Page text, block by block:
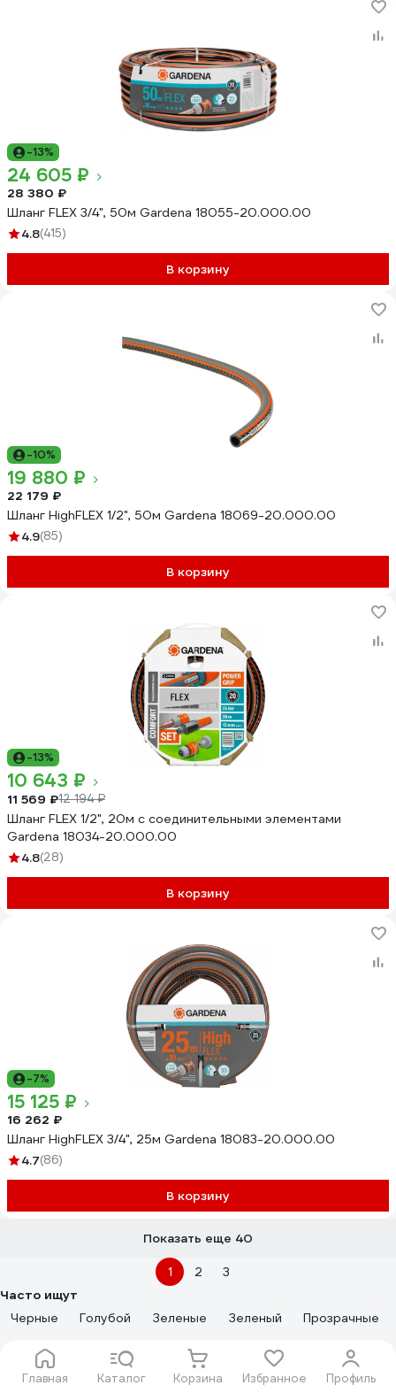
Главная Каталог Корзина Избранное Профиль
-13%
24 605 ₽
28 380 ₽
Шланг FLEX 3/4", 50м Gardena 18055-20.000.00
4.8(415)
В корзину
-10%
19 880 ₽
22 179 ₽
Шланг HighFLEX 1/2", 50м Gardena 18069-20.000.00
4.9(85)
В корзину
-13%
10 643 ₽
11 569 ₽12 194 ₽
Шланг FLEX 1/2", 20м с соединительными элементами
Gardena 18034-20.000.00
4.8(28)
В корзину
-7%
15 125 ₽
16 262 ₽
Шланг HighFLEX 3/4", 25м Gardena 18083-20.000.00
4.7(86)
В корзину
Показать еще 40
1 2
3
Часто ищут
Черные
Голубой Зеленые Зеленый
Прозрачные
Желтые
Красный желтый
Оранжевый
Черный желтый Черный красный